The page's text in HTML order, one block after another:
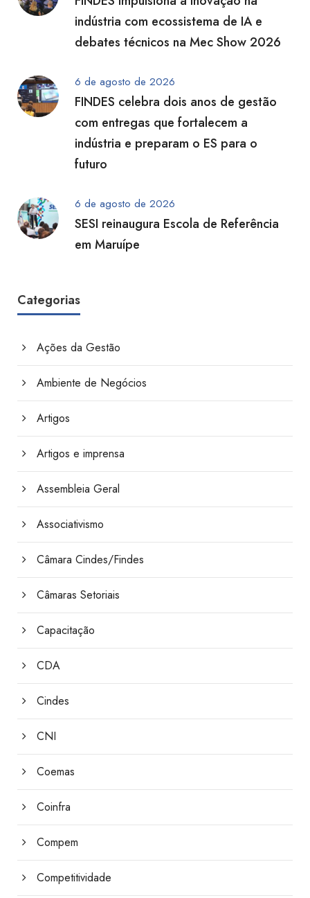
indústria com ecossistema de IA e
debates técnicos na Mec Show 2026
6 de agosto de 2026
FINDES celebra dois anos de gestão
com entregas que fortalecem a
indústria e preparam o ES para o
futuro
6 de agosto de 2026
SESI reinaugura Escola de Referência
em Maruípe
Categorias
Ações da Gestão
Ambiente de Negócios
Artigos
Artigos e imprensa
Assembleia Geral
Associativismo
Câmara Cindes/Findes
Câmaras Setoriais
Capacitação
CDA
Cindes
CNI
Coemas
Coinfra
Compem
Competitividade